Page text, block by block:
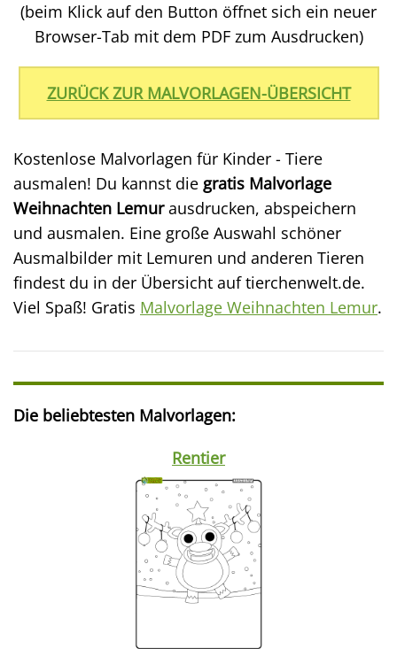
(beim Klick auf den Button öffnet sich ein neuer
Browser-Tab mit dem PDF zum Ausdrucken)
ZURÜCK ZUR MALVORLAGEN-ÜBERSICHT
Kostenlose Malvorlagen für Kinder - Tiere
ausmalen! Du kannst die gratis Malvorlage
Weihnachten Lemurausdrucken, abspeichern
und ausmalen. Eine große Auswahl schöner
Ausmalbilder mit Lemuren und anderen Tieren
findest du in der Übersicht auf tierchenwelt.de.
Viel Spaß! Gratis Malvorlage Weihnachten Lemur.
Die beliebtesten Malvorlagen:
Rentier